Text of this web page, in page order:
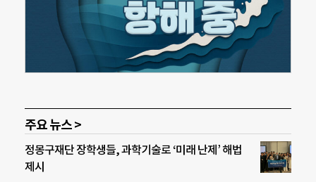
주요 뉴스 >
정몽구재단 장학생들, 과학기술로 ‘미래 난제’ 해법
제시